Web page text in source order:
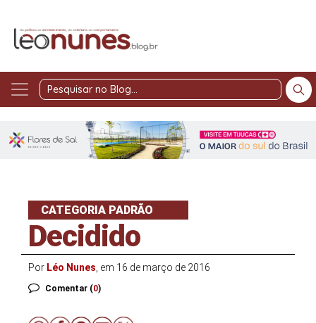
Pesquisar
Blog
CATEGORIA PADRÃO
Decidido
Por Léo Nunes , em 16 de março de 2016
Comentar (0)